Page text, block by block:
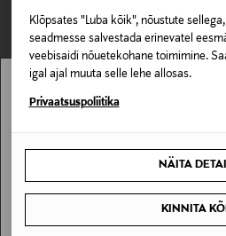
Klõpsates "Luba kõik", nõustute
seadmesse salvestada erinevatel
veebisaidi nõuetekohane toimimine.
igal ajal muuta selle lehe allosas.
Privaatsuspoliitika
NÄITA
KINNITA
70% puuvill, 30% polüester
Hooldusjuhendid
Mitte kuivatada trummelkuivatis.
Värv
OPTIC WHITE
Tootjamaa
VAATASID KA
Stockmann pole Sinu riigis
SAAN